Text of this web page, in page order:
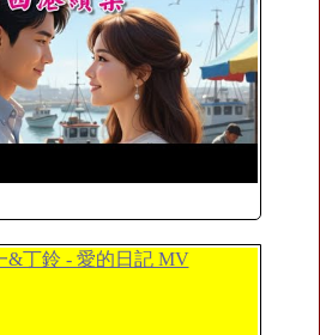
&丁鈴 - 愛的日記 MV